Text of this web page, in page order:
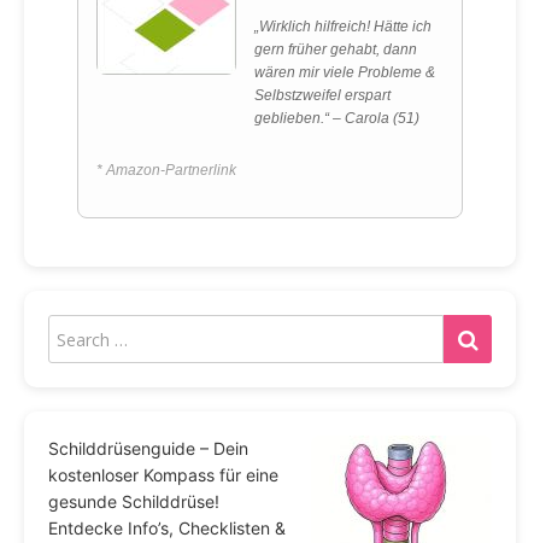
„Wirklich hilfreich! Hätte ich
gern früher gehabt, dann
wären mir viele Probleme &
Selbstzweifel erspart
geblieben.“ – Carola (51)
* Amazon-Partnerlink
Schilddrüsenguide – Dein
kostenloser Kompass für eine
gesunde Schilddrüse!
Entdecke Info’s, Checklisten &